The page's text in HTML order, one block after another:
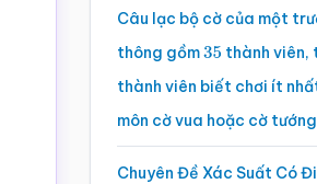
Câu lạc bộ cờ của một
thông gồm35 thành viên,
thành viên biết chơi ít
môn cờ vua hoặc cờ
Chuyên Đề Xác Suất Có